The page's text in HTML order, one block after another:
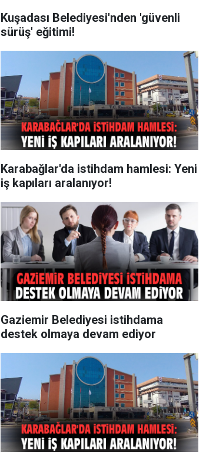
Kuşadası Belediyesi'nden 'güvenli
sürüş' eğitimi!
Karabağlar'da istihdam hamlesi: Yeni
iş kapıları aralanıyor!
Gaziemir Belediyesi istihdama
destek olmaya devam ediyor